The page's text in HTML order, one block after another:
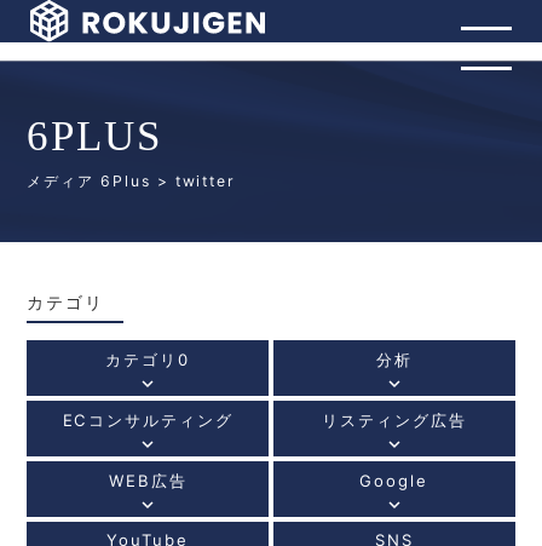
6PLUS
メディア 6Plus > twitter
カテゴリ
カテゴリ0
keyboard_arrow_down
分析
keyboard_arrow_down
ECコンサルティング
keyboard_arrow_down
リスティング広告
keyboard_arrow_down
WEB広告
keyboard_arrow_down
Google
keyboard_arrow_down
YouTube SNS